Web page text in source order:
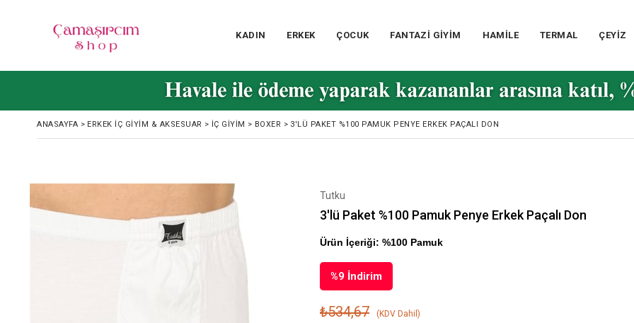
KADIN ERKEK ÇOCUK FANTAZİ GİYİM HAMİLE TERMAL ÇEYİZ
ANASAYFA > ERKEK İÇ GIYIM & AKSESUAR > İÇ GIYIM > BOXER > 3'LÜ PAKET %100 PAMUK PENYE ERKEK PAÇALI DON
Tutku
3'lü Paket %100 Pamuk Penye Erkek Paçalı Don
Ürün İçeriği: %100 Pamuk
%9 İndirim
₺534,67 (KDV Dahil)